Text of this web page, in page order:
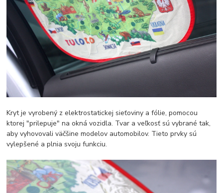
Kryt je vyrobený z elektrostatickej sieťoviny a fólie, pomocou
ktorej "prilepuje" na okná vozidla. Tvar a veľkosť sú vybrané tak,
aby vyhovovali väčšine modelov automobilov. Tieto prvky sú
vylepšené a plnia svoju funkciu.